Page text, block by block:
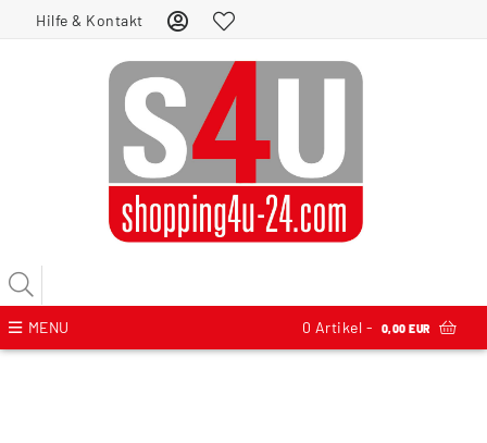
Hilfe & Kontakt
MENU 0 Artikel - 0,00 EUR